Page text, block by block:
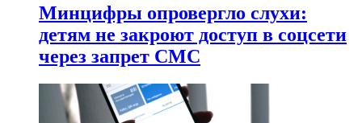
Минцифры опровергло слухи:
детям не закроют доступ в соцсети
через запрет СМС